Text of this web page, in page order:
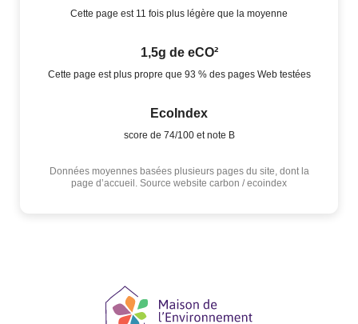
Cette page est 11 fois plus légère que la moyenne
1,5g de eCO²
Cette page est plus propre que 93 % des pages Web testées
EcoIndex
score de 74/100 et note B
Données moyennes basées plusieurs pages du site, dont la
page d’accueil. Source website carbon / ecoindex